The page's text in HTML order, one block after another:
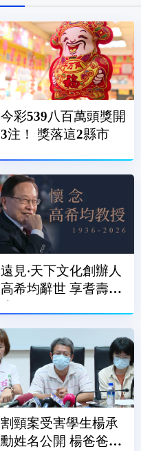
今彩539八百萬頭獎開
3注！ 獎落這2縣市
遠見‧天下文化創辦人
高希均辭世 享耆壽90
割頸案受害學生楊承
勳姓名公開 楊爸爸：